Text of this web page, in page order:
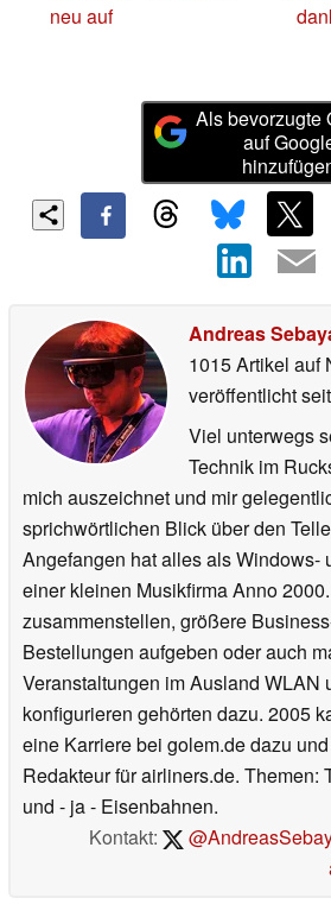
neu auf
Als bevorzugte
auf
Andreas
1015 Artikel auf
veröffentlicht
Viel unterwegs
Technik im
mich auszeichnet und mir
sprichwörtlichen Blick über den
Angefangen hat alles als Windows-
einer kleinen Musikfirma Anno
zusammenstellen, größere
Bestellungen aufgeben oder auch
Veranstaltungen im Ausland WLAN
konfigurieren gehörten dazu. 2005
eine Karriere bei golem.de dazu
Redakteur für airliners.de. Themen:
und - ja - Eisenbahnen.
Kontakt: